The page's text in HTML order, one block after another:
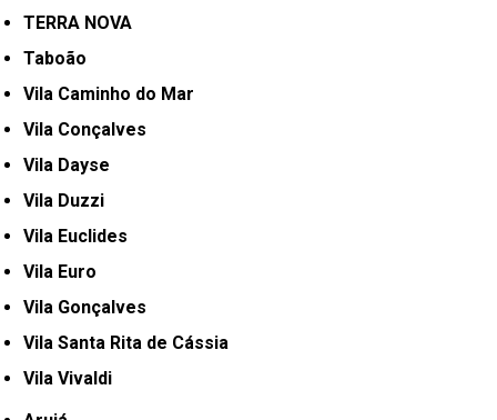
TERRA NOVA
Taboão
Vila Caminho do Mar
Vila Conçalves
Vila Dayse
Vila Duzzi
Vila Euclides
Vila Euro
Vila Gonçalves
Vila Santa Rita de Cássia
Vila Vivaldi